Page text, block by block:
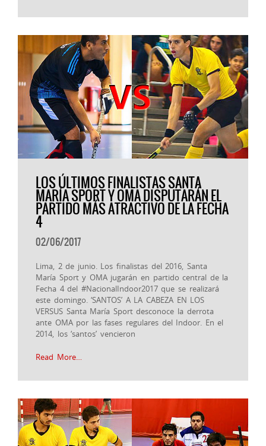
LOS ÚLTIMOS FINALISTAS SANTA
MARÍA SPORT Y OMA DISPUTARÁN EL
PARTIDO MÁS ATRACTIVO DE LA FECHA
4
02/06/2017
Lima, 2 de junio. Los finalistas del 2016, Santa
María Sport y OMA jugarán en partido central de la
Fecha 4 del #NacionalIndoor2017 que se realizará
este domingo. ‘SANTOS’ A LA CABEZA EN LOS
VERSUS Santa María Sport desconoce la derrota
ante OMA por las fases regulares del Indoor. En el
2014, los ‘santos’ vencieron
Read More…